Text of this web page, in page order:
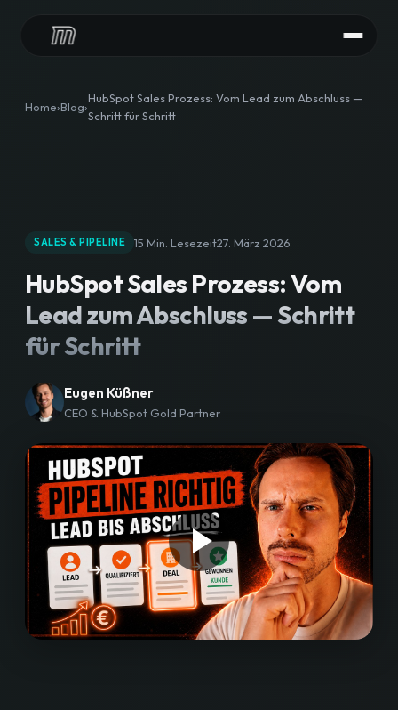
HubSpot Audit
HubSpot Betreuung
CONTENT
Workshops
Blog
Bewertungen
Strategiegespräch buchen
Home Blog
HubSpot Sales Prozess: Vom Lead zum Abschluss —
Schritt für Schritt
SALES & PIPELINE 15 Min. Lesezeit27. März 2026
HubSpot Sales Prozess: Vom
Lead zum Abschluss — Schritt
für Schritt
Eugen Küßner
CEO & HubSpot Gold Partner